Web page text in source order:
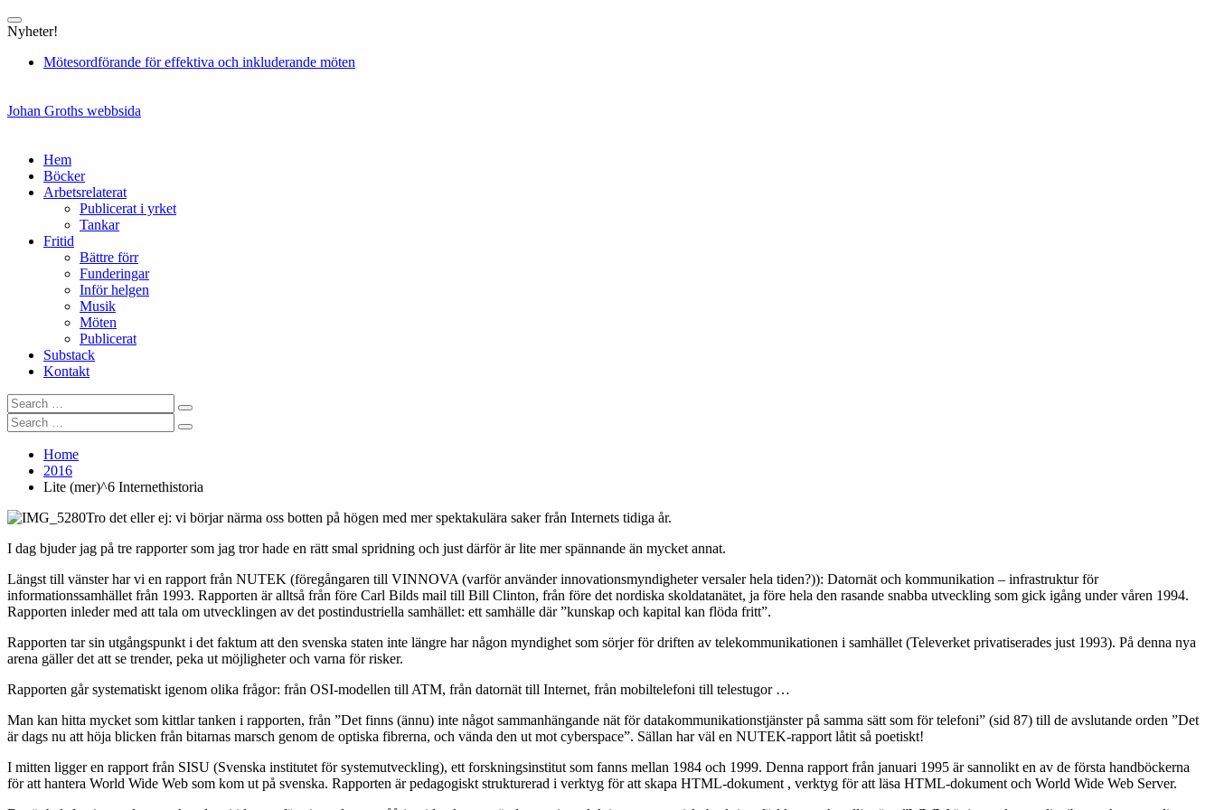
to
Nyheter!
Mötesordförande för effektiva och inkluderande möten
Johan Groths webbsida
Hem
Böcker
Arbetsrelaterat
Publicerat i yrket
Tankar
Fritid
Bättre förr
Funderingar
Inför helgen
Musik
Möten
Publicerat
Substack
Kontakt
Search
for:
Search
Search
for:
Search
Home
2016
Lite (mer)^6 Internethistoria
Tro det eller ej: vi börjar närma oss botten på högen med mer spektakulära saker från Internets tidiga år.
I dag bjuder jag på tre rapporter som jag tror hade en rätt smal spridning och just därför är lite mer spännande än mycket annat.
Längst till vänster har vi en rapport från NUTEK (föregångaren till VINNOVA (varför använder innovationsmyndigheter versaler hela tiden?)): Datornät och kommunikation – infrastruktur för
informationssamhället från 1993. Rapporten är alltså från före Carl Bilds mail till Bill Clinton, från före det nordiska skoldatanätet, ja före hela den rasande snabba utveckling som gick igång under våren 1994.
Rapporten inleder med att tala om utvecklingen av det postindustriella samhället: ett samhälle där ”kunskap och kapital kan flöda fritt”.
Rapporten tar sin utgångspunkt i det faktum att den svenska staten inte längre har någon myndighet som sörjer för driften av telekommunikationen i samhället (Televerket privatiserades just 1993). På denna nya
arena gäller det att se trender, peka ut möjligheter och varna för risker.
Rapporten går systematiskt igenom olika frågor: från OSI-modellen till ATM, från datornät till Internet, från mobiltelefoni till telestugor …
Man kan hitta mycket som kittlar tanken i rapporten, från ”Det finns (ännu) inte något sammanhängande nät för datakommunikationstjänster på samma sätt som för telefoni” (sid 87) till de avslutande orden ”Det
är dags nu att höja blicken från bitarnas marsch genom de optiska fibrerna, och vända den ut mot cyberspace”. Sällan har väl en NUTEK-rapport låtit så poetiskt!
I mitten ligger en rapport från SISU (Svenska institutet för systemutveckling), ett forskningsinstitut som fanns mellan 1984 och 1999. Denna rapport från januari 1995 är sannolikt en av de första handböckerna
för att hantera World Wide Web som kom ut på svenska. Rapporten är pedagogiskt strukturerad i verktyg för att skapa HTML-dokument , verktyg för att läsa HTML-dokument och World Wide Web Server.